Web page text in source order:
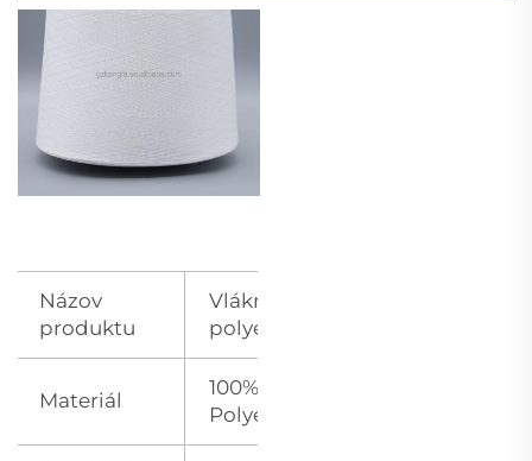
Názov
produktu
Vláknina z
polyestru
Materiál
100%
Polyester